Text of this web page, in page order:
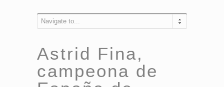
Navigate to...
Astrid Fina,
campeona de